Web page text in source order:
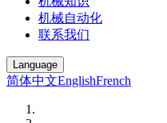
机械自动化
联系我们
Language
简体中文EnglishFrench